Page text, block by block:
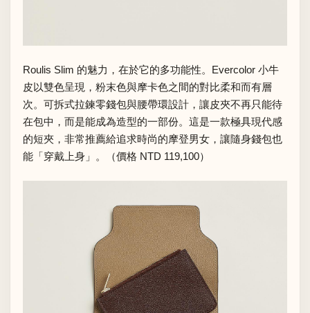
Roulis Slim 的魅力，在於它的多功能性。Evercolor 小牛
皮以雙色呈現，粉末色與摩卡色之間的對比柔和而有層
次。可拆式拉鍊零錢包與腰帶環設計，讓皮夾不再只能待
在包中，而是能成為造型的一部份。這是一款極具現代感
的短夾，非常推薦給追求時尚的摩登男女，讓隨身錢包也
能「穿戴上身」。（價格 NTD 119,100）